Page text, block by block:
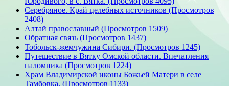
Серебряное. Край целебных источников (Просмотров
2408)
Алтай православный (Просмотров 1509)
Обратная связь (Просмотров 1437)
Тобольск-жемчужина Сибири. (Просмотров 1245)
Путешествие в Вятку Омской области. Впечатления
паломника (Просмотров 1224)
Храм Владимирской иконы Божьей Матери в селе
Тамбовка. (Просмотров 1133)